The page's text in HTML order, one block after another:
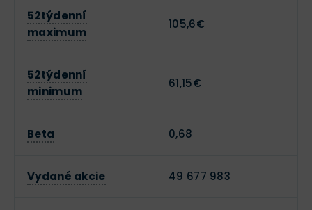
52týdenní
maximum
105,6€
52týdenní
minimum
61,15€
Beta 0,68
Vydané akcie 49 677 983